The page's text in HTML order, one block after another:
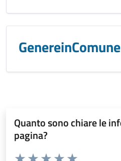
GenereinComune
Quanto sono chiare le
pagina?
Valuta da 1 a 5 stelle la pagina